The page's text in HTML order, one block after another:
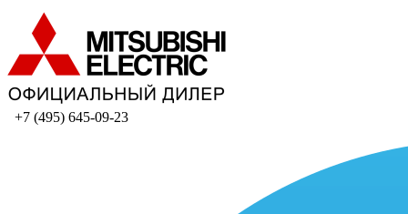
+7 (495) 645-09-23